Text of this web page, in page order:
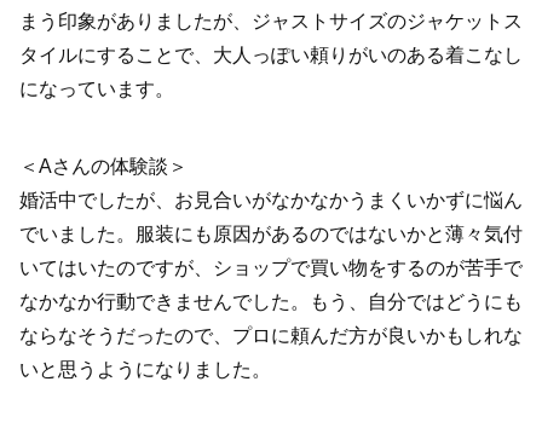
まう印象がありましたが、ジャストサイズのジャケットス
タイルにすることで、大人っぽい頼りがいのある着こなし
になっています。
＜Aさんの体験談＞
婚活中でしたが、お見合いがなかなかうまくいかずに悩ん
でいました。服装にも原因があるのではないかと薄々気付
いてはいたのですが、ショップで買い物をするのが苦手で
なかなか行動できませんでした。もう、自分ではどうにも
ならなそうだったので、プロに頼んだ方が良いかもしれな
いと思うようになりました。